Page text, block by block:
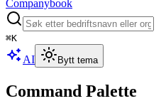
Companybook
⌘K
AI Bytt tema
Command Palette